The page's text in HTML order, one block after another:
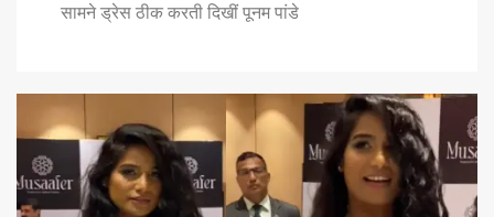
सामने ड्रेस ठीक करती दिखीं पूनम पांडे